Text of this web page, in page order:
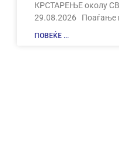
КРСТАРЕЊЕ околу
29.08.2026 Поаѓање
ПОВЕЌЕ ...